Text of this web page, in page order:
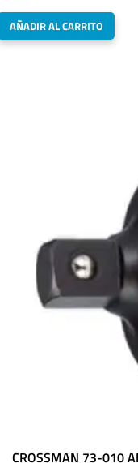
AÑADIR AL CARRITO
CROSSMAN 73-010